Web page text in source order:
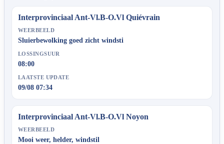
Interprovinciaal Ant-Vl.B-O.Vl Quiévrain
WEERBEELD
Sluierbewolking goed zicht windsti
LOSSINGSUUR
08:00
LAATSTE UPDATE
09/08 07:34
Interprovinciaal Ant-Vl.B-O.Vl Noyon
WEERBEELD
Mooi weer, helder, windstil